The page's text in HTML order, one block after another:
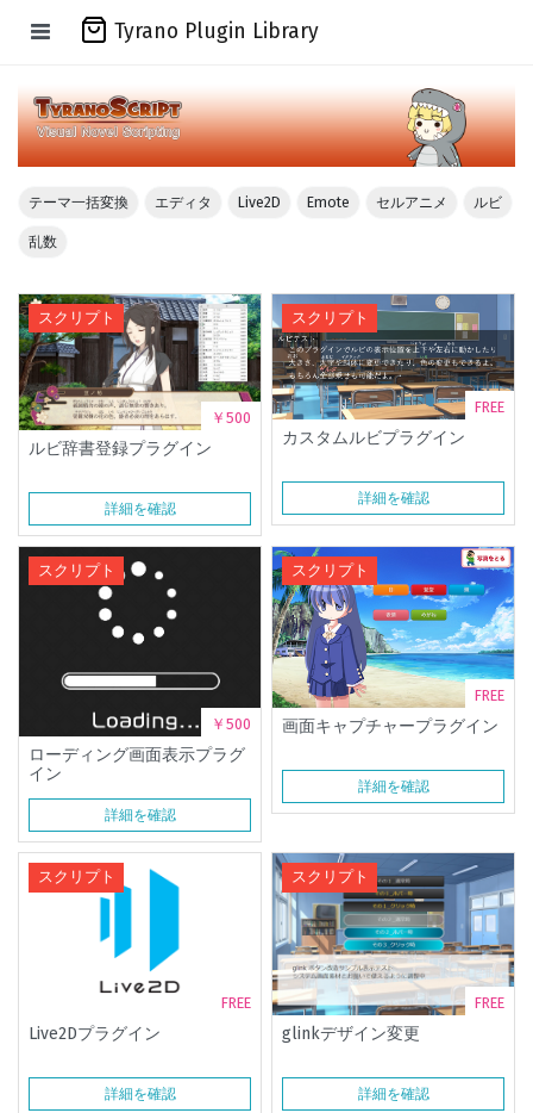
Tyrano Plugin Library
テーマ一括変換 エディタ Live2D Emote セルアニメ ルビ
乱数
スクリプト
￥500
ルビ辞書登録プラグイン
詳細を確認
スクリプト
FREE
カスタムルビプラグイン
詳細を確認
スクリプト
￥500
ローディング画面表示プラグ
イン
詳細を確認
スクリプト
FREE
画面キャプチャープラグイン
詳細を確認
スクリプト
FREE
Live2Dプラグイン
詳細を確認
スクリプト
FREE
glinkデザイン変更
詳細を確認